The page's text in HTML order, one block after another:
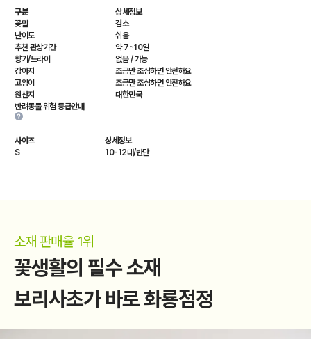
구분
상세정보
꽃말
검소
난이도
쉬움
추천 관상기간
약 7~10일
향기/드라이
없음 / 가능
강아지
조금만 조심하면 안전해요
고양이
조금만 조심하면 안전해요
원산지
대한민국
반려동물 위험 등급안내
사이즈
상세정보
S
10-12대/반단
소재 판매율 1위
꽃생활의 필수 소재
보리사초가 바로 화룡점정